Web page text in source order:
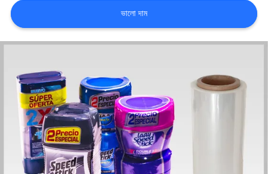
খবর
জন্য
আবেদন
সাইট
ম্যাপ
ভালো দাম